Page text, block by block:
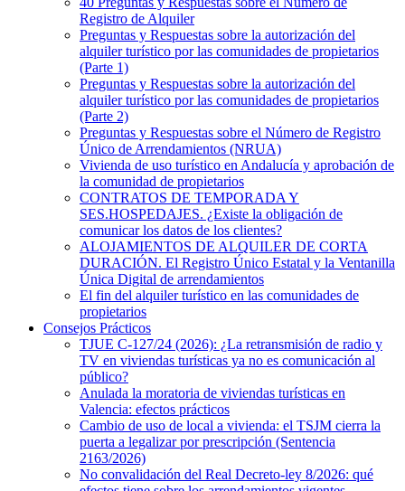
Registro de Alquiler
Preguntas y Respuestas sobre la autorización del
alquiler turístico por las comunidades de propietarios
(Parte 1)
Preguntas y Respuestas sobre la autorización del
alquiler turístico por las comunidades de propietarios
(Parte 2)
Preguntas y Respuestas sobre el Número de Registro
Único de Arrendamientos (NRUA)
Vivienda de uso turístico en Andalucía y aprobación de
la comunidad de propietarios
CONTRATOS DE TEMPORADA Y
SES.HOSPEDAJES. ¿Existe la obligación de
comunicar los datos de los clientes?
ALOJAMIENTOS DE ALQUILER DE CORTA
DURACIÓN. El Registro Único Estatal y la Ventanilla
Única Digital de arrendamientos
El fin del alquiler turístico en las comunidades de
propietarios
Consejos Prácticos
TJUE C-127/24 (2026): ¿La retransmisión de radio y
TV en viviendas turísticas ya no es comunicación al
público?
Anulada la moratoria de viviendas turísticas en
Valencia: efectos prácticos
Cambio de uso de local a vivienda: el TSJM cierra la
puerta a legalizar por prescripción (Sentencia
2163/2026)
No convalidación del Real Decreto-ley 8/2026: qué